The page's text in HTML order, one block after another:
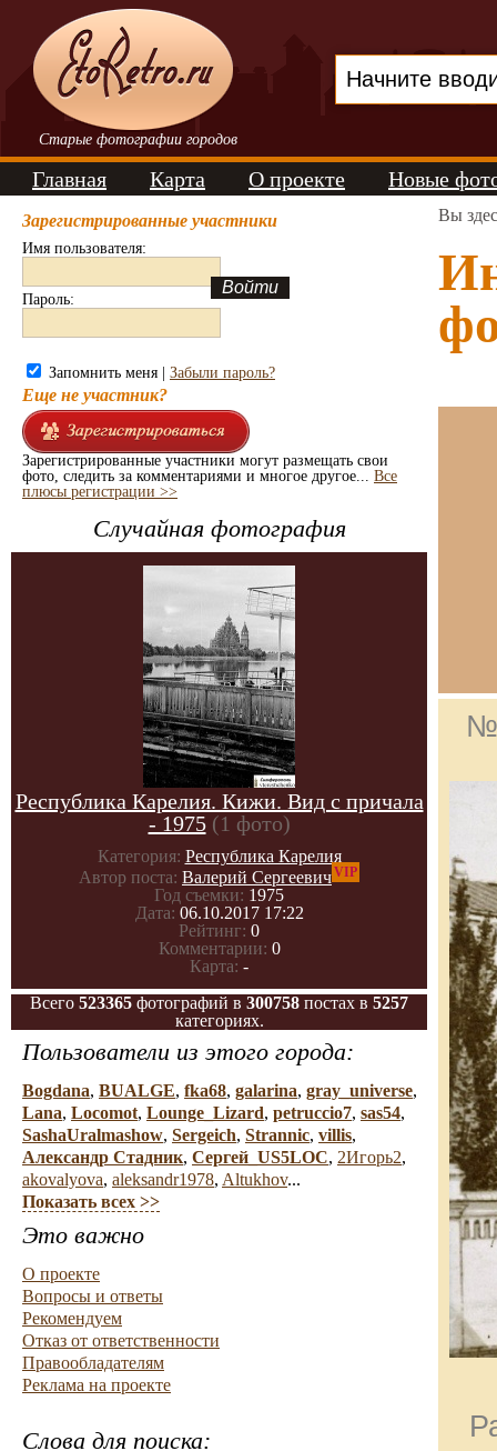
Старые фотографии городов
Главная Карта О проекте Новые
Зарегистрированные участники
Имя пользователя:
Пароль:
Запомнить меня | Забыли пароль?
Еще не участник?
Зарегистрированные участники могут размещать свои
фото, следить за комментариями и многое другое... Все
плюсы регистрации >>
Случайная фотография
Республика Карелия. Кижи. Вид с причала
- 1975 (1 фото)
Категория: Республика Карелия
Автор поста: Валерий СергеевичVIP
Год съемки: 1975
Дата: 06.10.2017 17:22
Рейтинг: 0
Комментарии: 0
Карта: -
Всего 523365 фотографий в 300758 постах в 5257
категориях.
Пользователи из этого города:
Bogdana, BUALGE, fka68, galarina, gray_universe,
Lana, Locomot, Lounge_Lizard, petruccio7, sas54,
SashaUralmashow, Sergeich, Strannic, villis,
Александр Стадник, Сергей_US5LOC, 2Игорь2,
akovalyova, aleksandr1978, Altukhov...
Показать всех >>
Это важно
О проекте
Вопросы и ответы
Рекомендуем
Отказ от ответственности
Правообладателям
Реклама на проекте
Слова для поиска:
Вы
№